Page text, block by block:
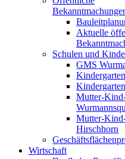
Aktuelle
Schulen und
GMS
Mutter-
Mutter-
Hirschhorn
Wirtschaft